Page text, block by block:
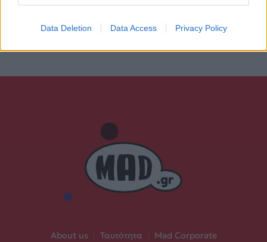
Data Deletion Data Access Privacy Policy
About us Ταυτότητα
Mad Corporate